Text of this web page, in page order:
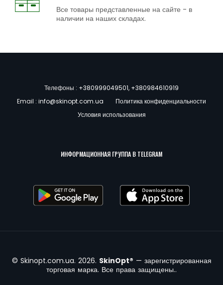
Все товары представленные на сайте - в
наличии на наших складах.
Телефоны : +380999049501, +380984610919
Email : info@skinopt.com.ua
Политика конфиденциальности
Условия использования
ИНФОРМАЦИОННАЯ ГРУППА В TELEGRAM
© Skinopt.com.ua. 2026. SkinOpt® — зарегистрированная
торговая марка. Все права защищены..